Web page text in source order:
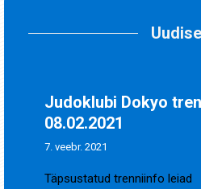
Judoklubi Dokyo
08.02.2021
7. veebr. 2021
Täpsustatud trenniinfo leiad